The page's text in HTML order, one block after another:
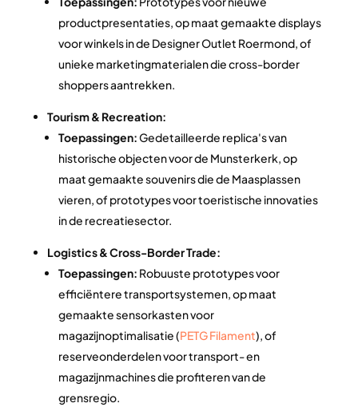
productpresentaties, op maat gemaakte displays
voor winkels in de Designer Outlet Roermond, of
unieke marketingmaterialen die cross-border
shoppers aantrekken.
Tourism & Recreation:
Toepassingen:Gedetailleerde replica's van
historische objecten voor de Munsterkerk, op
maat gemaakte souvenirs die de Maasplassen
vieren, of prototypes voor toeristische innovaties
in de recreatiesector.
Logistics & Cross-Border Trade:
Toepassingen: Robuuste prototypes voor
efficiëntere transportsystemen, op maat
gemaakte sensorkasten voor
magazijnoptimalisatie (PETG Filament), of
reserveonderdelen voor transport- en
magazijnmachines die profiteren van de
grensregio.